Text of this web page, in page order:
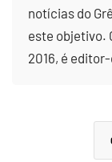
notícias do
este objetivo.
2016, é